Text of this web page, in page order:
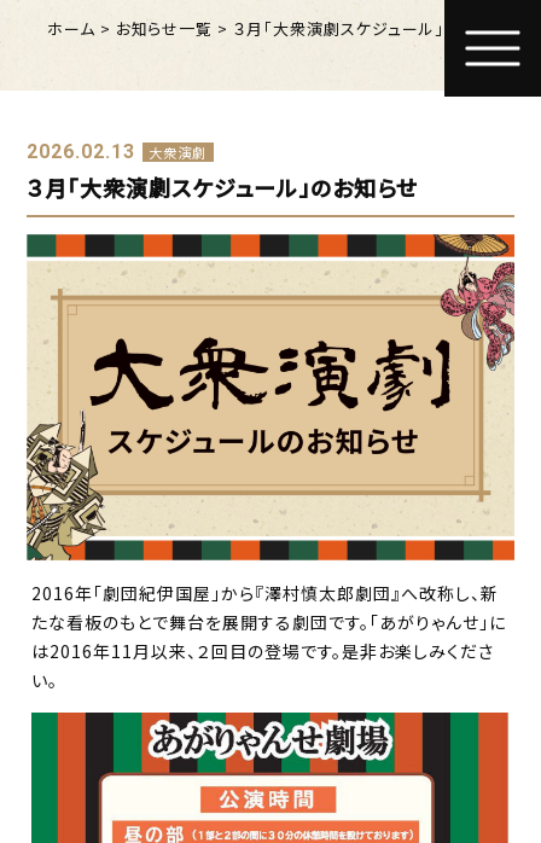
ホーム > お知らせ一覧 > ３月「大衆演劇スケジュール」のお知らせ
2026.02.13 大衆演劇
３月「大衆演劇スケジュール」のお知らせ
2016年「劇団紀伊国屋」から『澤村慎太郎劇団』へ改称し、新
たな看板のもとで舞台を展開する劇団です。「あがりゃんせ」に
は2016年11月以来、２回目の登場です。是非お楽しみくださ
い。